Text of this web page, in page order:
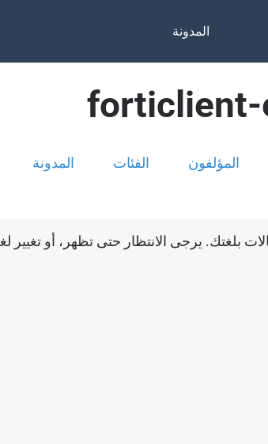
المدونة
forticlient-
المدونة الفئات المؤلفون